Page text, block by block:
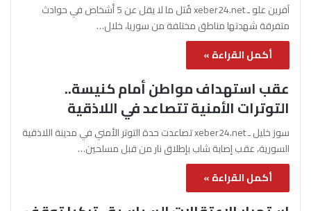
آفرين علو ـ xeber24.net قُتل ما لا يقل عن 5 أشخاص في حوادث
متفرقة شهدتها مناطق مختلفة من سوريا، خلال…
أكمل القراءة »
عقب استهداف مواطن أمام كنيسة..
التوترات الأمنية تتصاعد في اللاذقية
سوز خليل ـ xeber24.net تصاعدت حدة التوتر الأمني في مدينة اللاذقية
السورية، عقب إصابة شاب بإطلاق نار من قبل مسلحين…
أكمل القراءة »